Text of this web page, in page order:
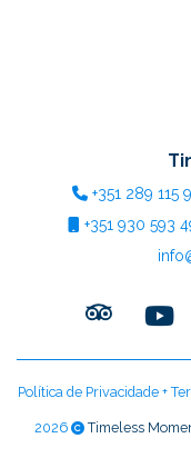
+351 289 115
+351 930 593
Política de Privacidade+
2026 Timeless